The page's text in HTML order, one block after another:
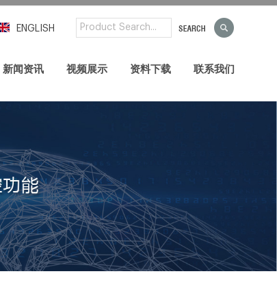
ENGLISH
新闻资讯 视频展示 资料下载 联系我们